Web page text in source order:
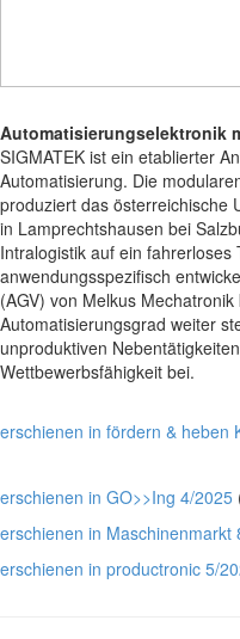
Automatisierungselektronik
SIGMATEK ist ein etablierter
Automatisierung. Die
produziert das österreichische
in Lamprechtshausen bei
Intralogistik auf ein fahrerloses
anwendungsspezifisch
(AGV) von Melkus
Automatisierungsgrad weiter
unproduktiven
Wettbewerbsfähigkeit bei.
erschienen in fördern & heben
erschienen in GO>>Ing 4/2025
erschienen in Maschinenmarkt
erschienen in productronic 5/